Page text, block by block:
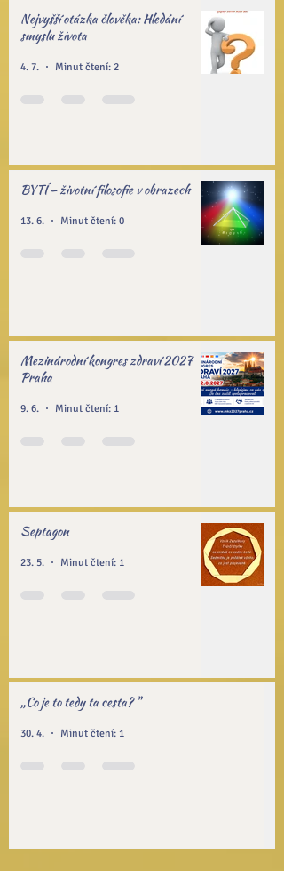
Nejvyšší otázka člověka: Hledání
smyslu života
4. 7. Minut čtení: 2
BYTÍ – životní filosofie v obrazech
13. 6. Minut čtení: 0
Mezinárodní kongres zdraví 2027
Praha
9. 6. Minut čtení: 1
Septagon
23. 5. Minut čtení: 1
„Co je to tedy ta cesta? "
30. 4. Minut čtení: 1